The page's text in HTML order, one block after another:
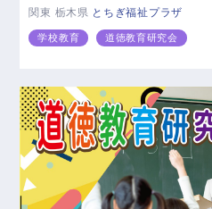
関東 栃木県 とちぎ福祉プラザ
学校教育 道徳教育研究会